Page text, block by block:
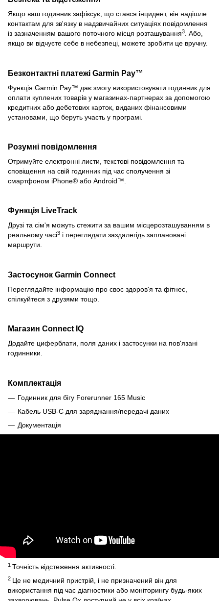
Якщо ваш годинник зафіксує, що стався інцидент, він надішле
контактам для зв'язку в надзвичайних ситуаціях повідомлення
із зазначенням вашого поточного місця розташування3
. Або,
якщо ви відчуєте себе в небезпеці, можете зробити це вручну.
Безконтактні платежі Garmin Pay™
Функція Garmin Pay™ дає змогу використовувати годинник для
оплати куплених товарів у магазинах-партнерах за допомогою
кредитних або дебетових карток, виданих фінансовими
установами, що беруть участь у програмі.
Розумні повідомлення
Отримуйте електронні листи, текстові повідомлення та
сповіщення на свій годинник під час сполучення зі
смартфоном iPhone® або Android™.
Функція LiveTrack
Друзі та сім'я можуть стежити за вашим місцерозташуванням в
реальному часі3 і переглядати заздалегідь заплановані
маршрути.
Застосунок Garmin Connect
Переглядайте інформацію про своє здоров'я та фітнес,
спілкуйтеся з друзями тощо.
Магазин Connect IQ
Додайте циферблати, поля даних і застосунки на пов'язані
годинники.
Комплектація
Годинник для бігу Forerunner 165 Music
Кабель USB-C для заряджання/передачі даних
Документація
1 Точність відстеження активності.
2 Це не медичний пристрій, і не призначений він для
використання під час діагностики або моніторингу будь-яких